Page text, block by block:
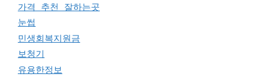
가격 추천 잘하는곳
눈썹
민생회복지원금
보청기
유용한정보